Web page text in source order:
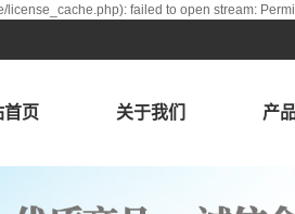
failed to open stream:
首页 关于我们 产